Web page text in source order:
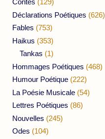
Contes (129)
Déclarations Poétiques (626)
Fables (753)
Haikus (353)
Tankas (1)
Hommages Poétiques (468)
Humour Poétique (222)
La Poésie Musicale (54)
Lettres Poétiques (86)
Nouvelles (245)
Odes (104)